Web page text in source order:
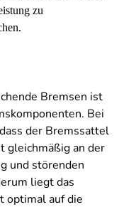
zu
Bremsen ist
Bei
der Bremssattel
gleichmäßig an der
und störenden
liegt das
optimal auf die